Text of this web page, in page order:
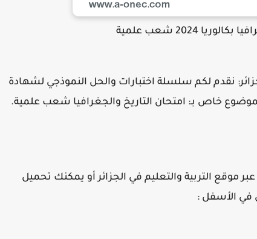
2024 شعب علمية
نقدم لكم سلسلة اختبارات والحل النموذجي لشهادة
موقع التربية والتعليم في الجزائر أو يمكنك تحميل